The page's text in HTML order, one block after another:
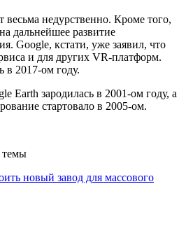
весьма недурственно. Кроме того,
дальнейшее развитие
Google, кстати, уже заявил, что
и для других VR-платформ.
в 2017-ом году.
Earth зародилась в 2001-ом году, а
стартовало в 2005-ом.
темы
новый завод для массового